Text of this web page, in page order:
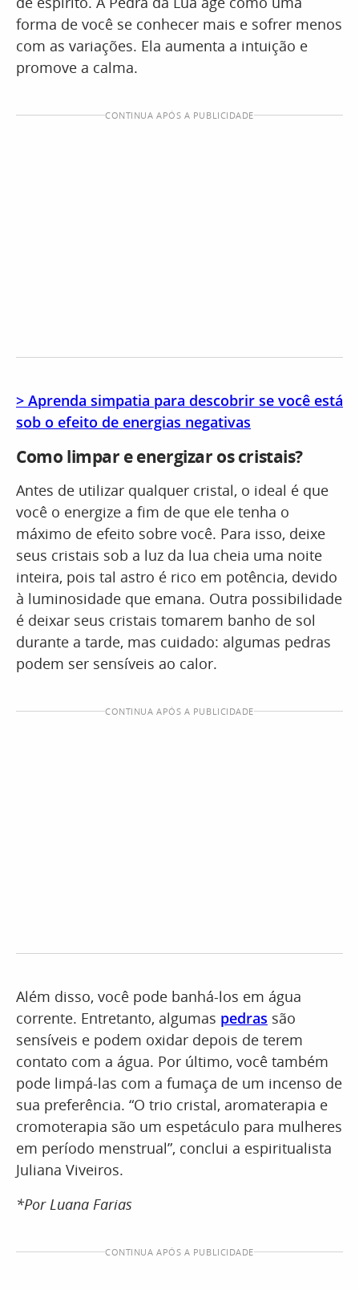
forma de você se conhecer mais e sofrer menos
com as variações. Ela aumenta a intuição e
promove a calma.
CONTINUA APÓS A PUBLICIDADE
> Aprenda simpatia para descobrir se você está
sob o efeito de energias negativas
Como limpar e energizar os cristais?
Antes de utilizar qualquer cristal, o ideal é que
você o energize a fim de que ele tenha o
máximo de efeito sobre você. Para isso, deixe
seus cristais sob a luz da lua cheia uma noite
inteira, pois tal astro é rico em potência, devido
à luminosidade que emana. Outra possibilidade
é deixar seus cristais tomarem banho de sol
durante a tarde, mas cuidado: algumas pedras
podem ser sensíveis ao calor.
CONTINUA APÓS A PUBLICIDADE
Além disso, você pode banhá-los em água
corrente. Entretanto, algumas pedras são
sensíveis e podem oxidar depois de terem
contato com a água. Por último, você também
pode limpá-las com a fumaça de um incenso de
sua preferência. “O trio cristal, aromaterapia e
cromoterapia são um espetáculo para mulheres
em período menstrual”, conclui a espiritualista
Juliana Viveiros.
*Por Luana Farias
CONTINUA APÓS A PUBLICIDADE